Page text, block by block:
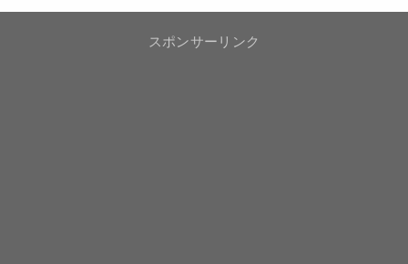
スポンサーリンク